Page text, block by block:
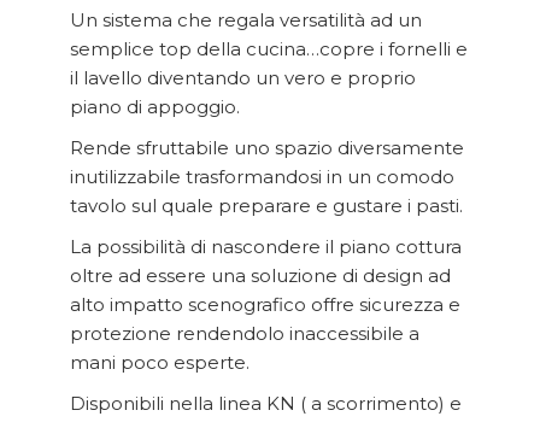
Un sistema che regala versatilità ad un
semplice top della cucina…copre i fornelli e
il lavello diventando un vero e proprio
piano di appoggio.
Rende sfruttabile uno spazio diversamente
inutilizzabile trasformandosi in un comodo
tavolo sul quale preparare e gustare i pasti.
La possibilità di nascondere il piano cottura
oltre ad essere una soluzione di design ad
alto impatto scenografico offre sicurezza e
protezione rendendolo inaccessibile a
mani poco esperte.
Disponibili nella linea KN ( a scorrimento) e